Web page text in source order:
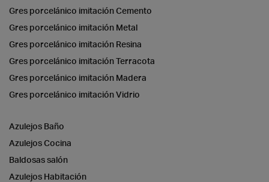
Gres porcelánico imitación Cemento
Gres porcelánico imitación Metal
Gres porcelánico imitación Resina
Gres porcelánico imitación Terracota
Gres porcelánico imitación Madera
Gres porcelánico imitación Vidrio
Azulejos Baño
Azulejos Cocina
Baldosas salón
Azulejos Habitación